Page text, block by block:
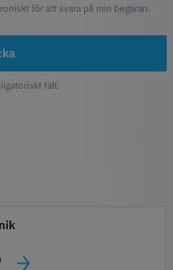
för att svara på min begäran.
fält.